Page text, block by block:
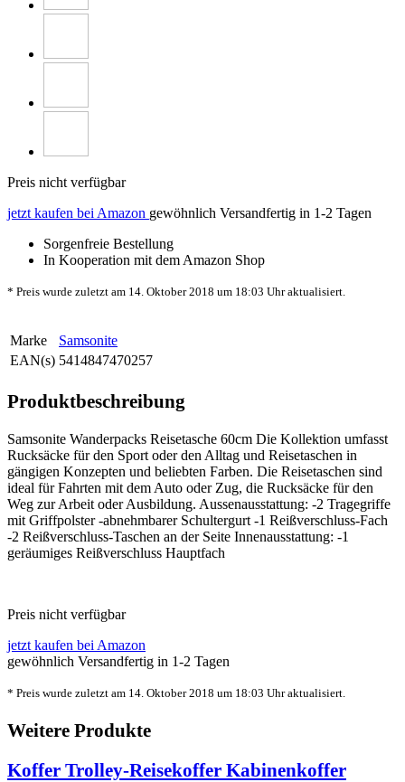
Preis nicht verfügbar
jetzt kaufen bei Amazon gewöhnlich Versandfertig in 1-2 Tagen
Sorgenfreie Bestellung
In Kooperation mit dem Amazon Shop
* Preis wurde zuletzt am 14. Oktober 2018 um 18:03 Uhr aktualisiert.
Marke
Samsonite
EAN(s) 5414847470257
Produktbeschreibung
Samsonite Wanderpacks Reisetasche 60cm Die Kollektion umfasst
Rucksäcke für den Sport oder den Alltag und Reisetaschen in
gängigen Konzepten und beliebten Farben. Die Reisetaschen sind
ideal für Fahrten mit dem Auto oder Zug, die Rucksäcke für den
Weg zur Arbeit oder Ausbildung. Aussenausstattung: -2 Tragegriffe
mit Griffpolster -abnehmbarer Schultergurt -1 Reißverschluss-Fach
-2 Reißverschluss-Taschen an der Seite Innenausstattung: -1
geräumiges Reißverschluss Hauptfach
Preis nicht verfügbar
jetzt kaufen bei Amazon
gewöhnlich Versandfertig in 1-2 Tagen
* Preis wurde zuletzt am 14. Oktober 2018 um 18:03 Uhr aktualisiert.
Weitere Produkte
Koffer Trolley-Reisekoffer Kabinenkoffer